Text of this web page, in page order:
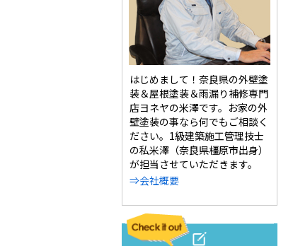
はじめまして！奈良県の外壁塗
装＆屋根塗装＆雨漏り補修専門
店ヨネヤの米澤です。お家の外
壁塗装の事なら何でもご相談く
ださい。1級建築施工管理技士
の私米澤（奈良県橿原市出身）
が担当させていただきます。
⇒会社概要